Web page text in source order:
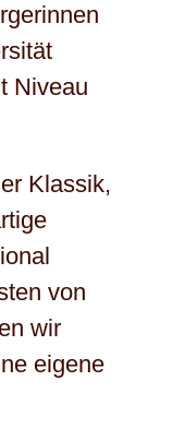
Niveau
Klassik,
von
wir
eigene